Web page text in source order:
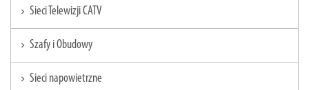
chevron_right Sieci Telewizji CATV
chevron_right Szafy i Obudowy
chevron_right Sieci napowietrzne